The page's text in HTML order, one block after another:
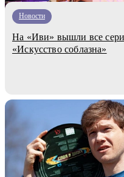
Новости
На «Иви» вышли все
«Искусство соблазна»